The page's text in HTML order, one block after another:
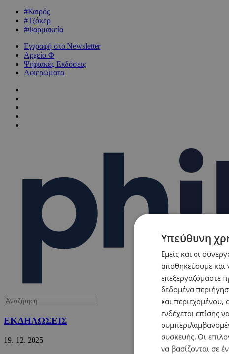
#Καιρός
#Τζόκερ
#Φαρμακεία
Εγγραφή στο Newsletter
Αρχείο Φ
Ψηφιακές Εκδόσεις
Αφιερώματα
ΕΚΔΗΛΩΣΕΙΣ
19. 12. 2025
Υπεύθυνη
Εμείς και οι
αποθηκεύουμε και
επεξεργαζόμαστε
δεδομένα
και περιεχομένου,
ενδέχεται επίσης
συσκευής. Οι
να βασίζονται σε